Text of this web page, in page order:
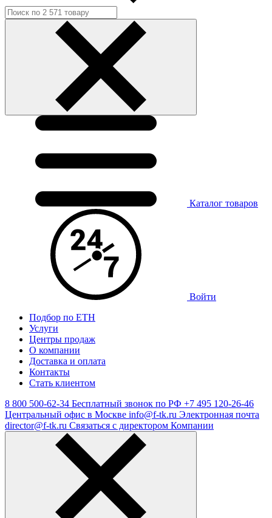
Каталог товаров
Войти
Подбор по ЕТН
Услуги
Центры продаж
О компании
Доставка и оплата
Контакты
Стать клиентом
8 800 500-62-34 Бесплатный звонок по РФ +7 495 120-26-46
Центральный офис в Москве info@f-tk.ru Электронная почта
director@f-tk.ru Связаться с директором Компании